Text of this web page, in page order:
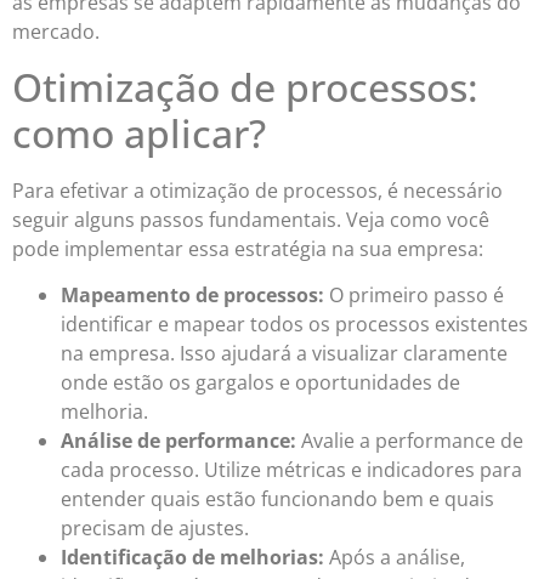
mercado.
Otimização de processos:
como aplicar?
Para efetivar a otimização de processos, é necessário
seguir alguns passos fundamentais. Veja como você
pode implementar essa estratégia na sua empresa:
Mapeamento de processos: O primeiro passo é
identificar e mapear todos os processos existentes
na empresa. Isso ajudará a visualizar claramente
onde estão os gargalos e oportunidades de
melhoria.
Análise de performance: Avalie a performance de
cada processo. Utilize métricas e indicadores para
entender quais estão funcionando bem e quais
precisam de ajustes.
Identificação de melhorias: Após a análise,